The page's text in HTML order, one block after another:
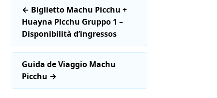
← Biglietto Machu Picchu +
Huayna Picchu Gruppo 1 –
Disponibilità d’ingressos
Guida de Viaggio Machu
Picchu →